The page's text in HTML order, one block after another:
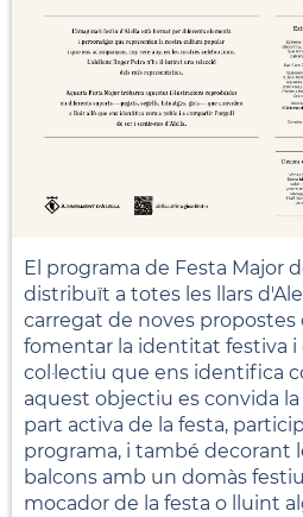
El programa de Festa Major
distribuït a totes les llars
carregat de noves
fomentar la identitat festiva
col·lectiu que ens identifica
aquest objectiu es convida
part activa de la festa,
programa, i també decorant
balcons amb un domàs
mocador de la festa o lluint